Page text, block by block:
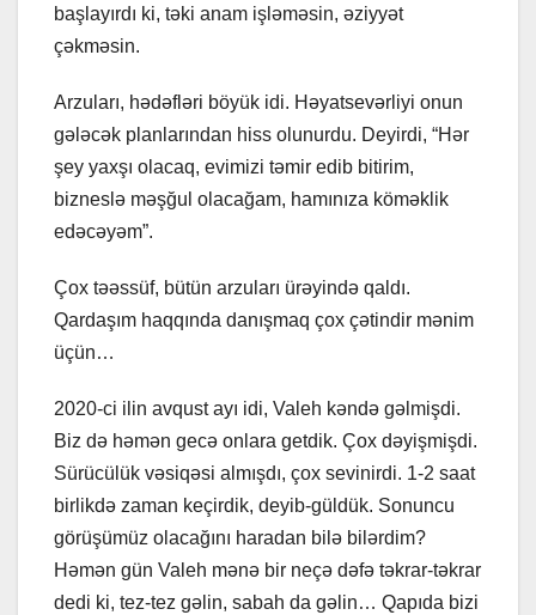
başlayırdı ki, təki anam işləməsin, əziyyət
çəkməsin.
Arzuları, hədəfləri böyük idi. Həyatsevərliyi onun
gələcək planlarından hiss olunurdu. Deyirdi, “Hər
şey yaxşı olacaq, evimizi təmir edib bitirim,
bizneslə məşğul olacağam, hamınıza köməklik
edəcəyəm”.
Çox təəssüf, bütün arzuları ürəyində qaldı.
Qardaşım haqqında danışmaq çox çətindir mənim
üçün…
2020-ci ilin avqust ayı idi, Valeh kəndə gəlmişdi.
Biz də həmən gecə onlara getdik. Çox dəyişmişdi.
Sürücülük vəsiqəsi almışdı, çox sevinirdi. 1-2 saat
birlikdə zaman keçirdik, deyib-güldük. Sonuncu
görüşümüz olacağını haradan bilə bilərdim?
Həmən gün Valeh mənə bir neçə dəfə təkrar-təkrar
dedi ki, tez-tez gəlin, sabah da gəlin… Qapıda bizi